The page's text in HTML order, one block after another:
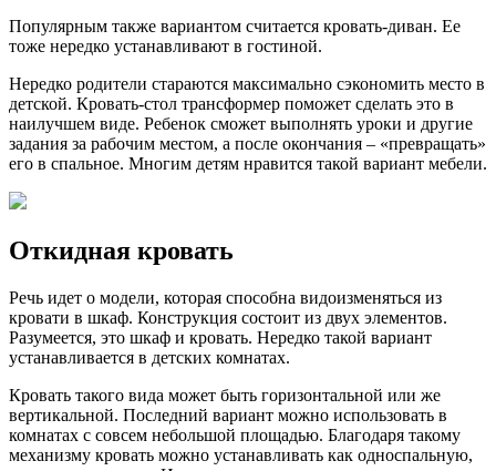
Популярным также вариантом считается кровать-диван. Ее
тоже нередко устанавливают в гостиной.
Нередко родители стараются максимально сэкономить место в
детской. Кровать-стол трансформер поможет сделать это в
наилучшем виде. Ребенок сможет выполнять уроки и другие
задания за рабочим местом, а после окончания – «превращать»
его в спальное. Многим детям нравится такой вариант мебели.
Откидная кровать
Речь идет о модели, которая способна видоизменяться из
кровати в шкаф. Конструкция состоит из двух элементов.
Разумеется, это шкаф и кровать. Нередко такой вариант
устанавливается в детских комнатах.
Кровать такого вида может быть горизонтальной или же
вертикальной. Последний вариант можно использовать в
комнатах с совсем небольшой площадью. Благодаря такому
механизму кровать можно устанавливать как односпальную,